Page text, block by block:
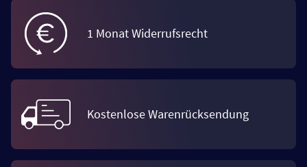
1 Monat Widerrufsrecht
Kostenlose Warenrücksendung